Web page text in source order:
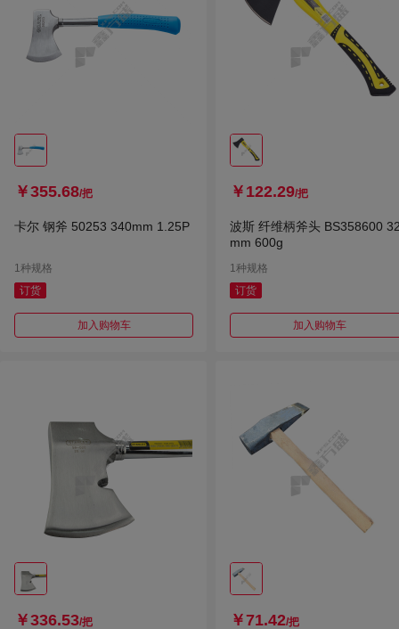
￥355.68/把
卡尔 钢斧 50253 340mm 1.25P
1种规格
订货
加入购物车
￥122.29/把
波斯 纤维柄斧头 BS358600
mm 600g
1种规格
订货
加入购物车
￥336.53/把 ￥71.42/把